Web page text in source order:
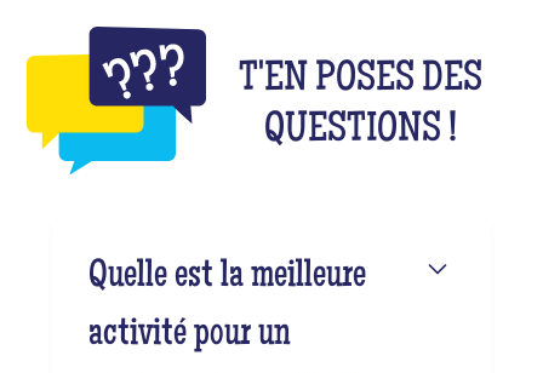
T'EN POSES DES
QUESTIONS !
Quelle est la meilleure
activité pour un